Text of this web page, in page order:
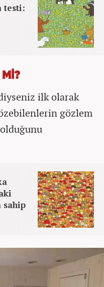
testi:
Mİ?
ilk olarak
gözlem
sahip